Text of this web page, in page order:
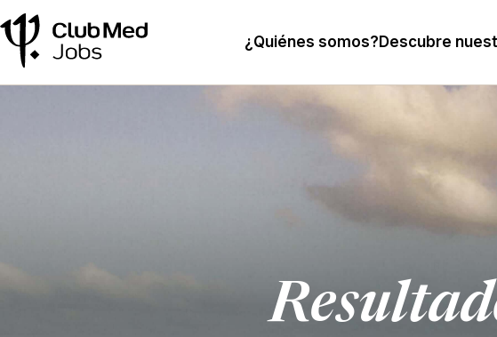
¿Quiénes somos? Descubre